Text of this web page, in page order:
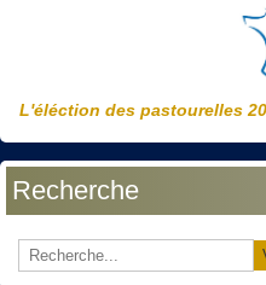
L'éléction des pastourelles
Recherche